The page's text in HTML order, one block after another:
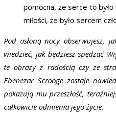
pomocna, że serce to było
miłości, że było sercem
Pod osłoną nocy obserwujesz,
wiedzieć, jak będziesz spędzać
te obrazy z radością czy ze
Ebenezar Scrooge zostaje
pokazują mu przeszłość,
całkowicie odmienia jego życie.